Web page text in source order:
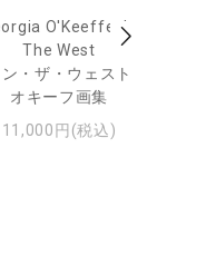
O'Keeffe: In
The West
・ザ・ウェスト
オキーフ画集
11,000円(税込)